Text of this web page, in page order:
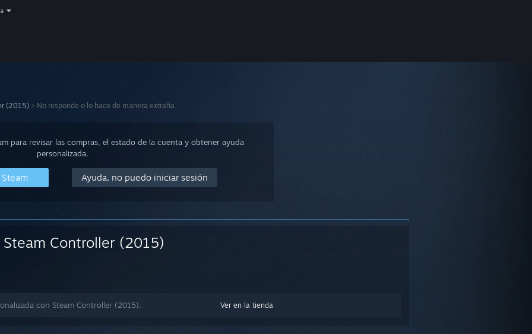
(2015) > No responde o lo hace de manera extraña
para revisar las compras, el estado de la cuenta y obtener ayuda
personalizada.
Ayuda, no puedo iniciar sesión
Steam Controller (2015)
Ver en la tienda
con Steam Controller (2015).